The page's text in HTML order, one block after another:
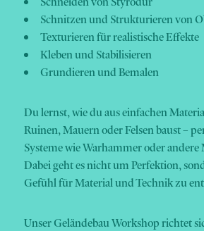
Schnitzen und Strukturieren von
Texturieren für realistische Effekte
Kleben und Stabilisieren
Grundieren und Bemalen
Du lernst, wie du aus einfachen
Ruinen, Mauern oder Felsen baust –
Systeme wie Warhammer oder
Dabei geht es nicht um Perfektion,
Gefühl für Material und Technik zu
Unser Geländebau Workshop richtet